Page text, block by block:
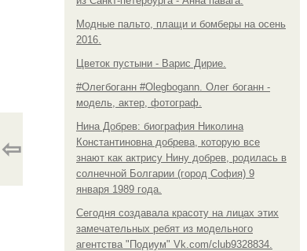
Модные пальто, плащи и бомберы на осень
2016.
Цветок пустыни - Варис Дирие.
#Олегбоганн #Olegbogann. Олег боганн -
модель, актер, фотограф.
Нина Добрев: биография Николина
Константиновна добрева, которую все
знают как актрису Нину добрев, родилась в
солнечной Болгарии (город София) 9
января 1989 года.
Сегодня создавала красоту на лицах этих
замечательных ребят из модельного
агентства "Подиум" Vk.com/club9328834.
⇦